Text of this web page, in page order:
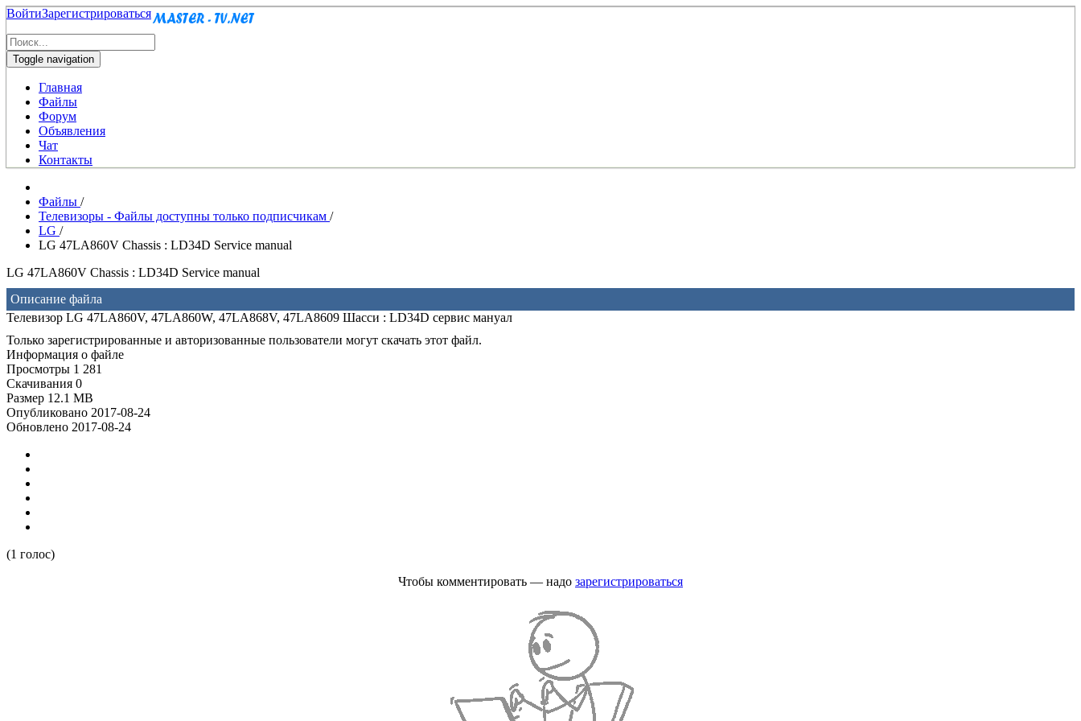
ВойтиЗарегистрироваться
Toggle navigation
Главная
Файлы
Форум
Объявления
Чат
Контакты
Файлы /
Телевизоры - Файлы доступны только подписчикам /
LG /
LG 47LA860V Chassis : LD34D Service manual
LG 47LA860V Chassis : LD34D Service manual
Описание файла
Телевизор LG 47LA860V, 47LA860W, 47LA868V, 47LA8609 Шасси : LD34D сервис мануал
Только зарегистрированные и авторизованные пользователи могут скачать этот файл.
Информация о файле
Просмотры 1 281
Скачивания 0
Размер 12.1 MB
Опубликовано 2017-08-24
Обновлено 2017-08-24
(1 голос)
Чтобы комментировать — надо зарегистрироваться